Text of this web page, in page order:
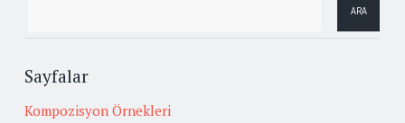
Sayfalar
Kompozisyon Örnekleri